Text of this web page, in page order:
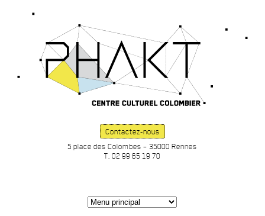
Contactez-nous
5 place des Colombes – 35000 Rennes
T. 02 99 65 19 70